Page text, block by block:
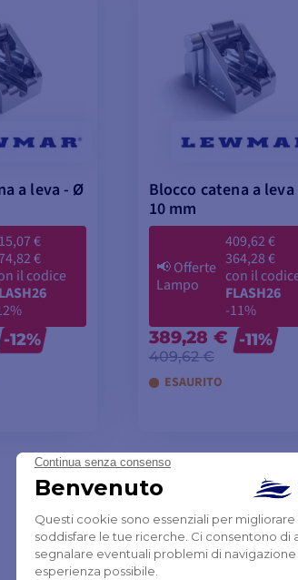
a leva - Ø
€
€
il codice
-12%
AL
Blocco catena a
10 mm
📢Offerte
Lampo
409,62 €
364,28 €
con il
FLASH26
-11%
389,28 €
409,62 €
-11%
ESAURITO
CARRELLO